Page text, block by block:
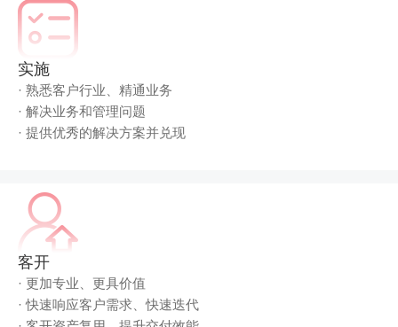
实施
· 熟悉客户行业、精通业务
· 解决业务和管理问题
· 提供优秀的解决方案并兑现
客开
· 更加专业、更具价值
· 快速响应客户需求、快速迭代